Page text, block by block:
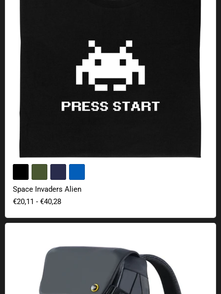
Space Invaders Alien
€20,11 - €40,28